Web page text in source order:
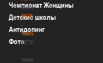
Мужчины
BETERA
-
Чемпионат
BETERA
-
Чемпионат
Чемпионат Женщины
Детские школы
Антидопинг
Фото